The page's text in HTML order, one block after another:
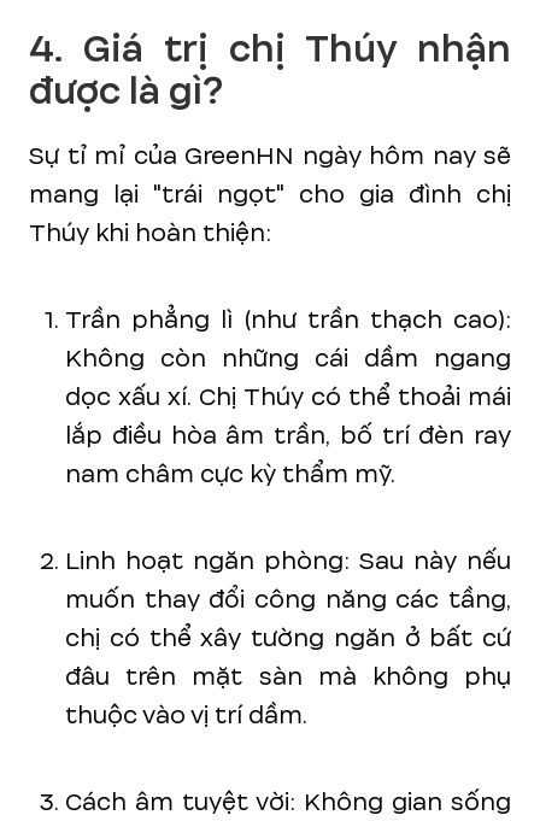
4. Giá trị chị Thúy nhận
được là gì?
Sự tỉ mỉ của GreenHN ngày hôm nay sẽ
mang lại "trái ngọt" cho gia đình chị
Thúy khi hoàn thiện:
Trần phẳng lì (như trần thạch cao):
Không còn những cái dầm ngang
dọc xấu xí. Chị Thúy có thể thoải mái
lắp điều hòa âm trần, bố trí đèn ray
nam châm cực kỳ thẩm mỹ.
Linh hoạt ngăn phòng: Sau này nếu
muốn thay đổi công năng các tầng,
chị có thể xây tường ngăn ở bất cứ
đâu trên mặt sàn mà không phụ
thuộc vào vị trí dầm.
Cách âm tuyệt vời: Không gian sống